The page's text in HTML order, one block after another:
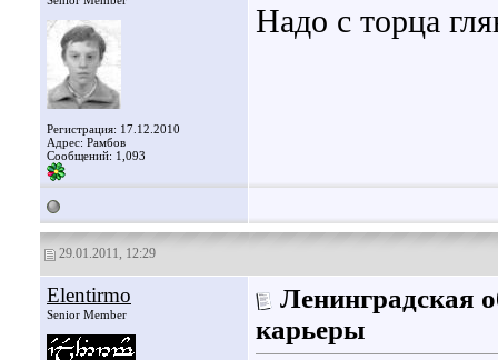
Регистрация: 17.12.2010
Адрес: Рамбов
Сообщений: 1,093
Надо с торца
29.01.2011, 12:29
Elentirmo
Senior Member
Ленинградская
карьеры